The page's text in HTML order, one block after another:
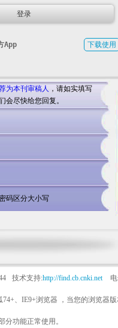
App 下载使用
为本刊审稿人 ，请如实填写
会尽快给您回复。
码区分大小写
技术支持:http://find.cb.cnki.net
74+、IE9+浏览器 ，当您的浏览器
分功能正常使用。